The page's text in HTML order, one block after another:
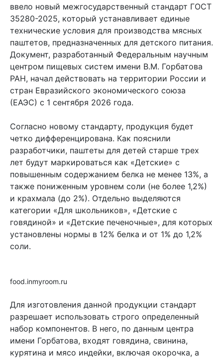
ввело новый межгосударственный стандарт ГОСТ
35280-2025, который устанавливает единые
технические условия для производства мясных
паштетов, предназначенных для детского питания.
Документ, разработанный Федеральным научным
центром пищевых систем имени В.М. Горбатова
РАН, начал действовать на территории России и
стран Евразийского экономического союза
(ЕАЭС) с 1 сентября 2026 года.
Согласно новому стандарту, продукция будет
четко дифференцирована. Как пояснили
разработчики, паштеты для детей старше трех
лет будут маркироваться как «Детские» с
повышенным содержанием белка не менее 13%, а
также пониженным уровнем соли (не более 1,2%)
и крахмала (до 2%). Отдельно выделяются
категории «Для школьников», «Детские с
говядиной» и «Детские печеночные», для которых
установлены нормы в 12% белка и от 1% до 1,2%
соли.
food.inmyroom.ru
Для изготовления данной продукции стандарт
разрешает использовать строго определенный
набор компонентов. В него, по данным центра
имени Горбатова, входят говядина, свинина,
курятина и мясо индейки, включая окорочка, а